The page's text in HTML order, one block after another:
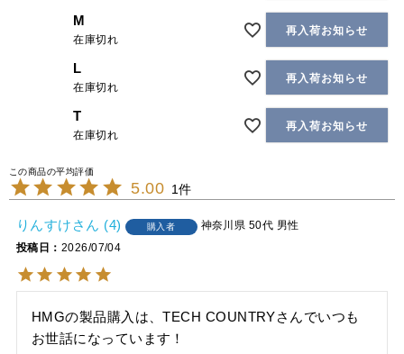
M
在庫切れ
再入荷お知らせ
L
在庫切れ
再入荷お知らせ
T
在庫切れ
再入荷お知らせ
5.00 1
りんすけ 4 購入者 神奈川県 50代 男性
投稿日
2026/07/04
HMGの製品購入は、TECH COUNTRYさんでいつも
お世話になっています！